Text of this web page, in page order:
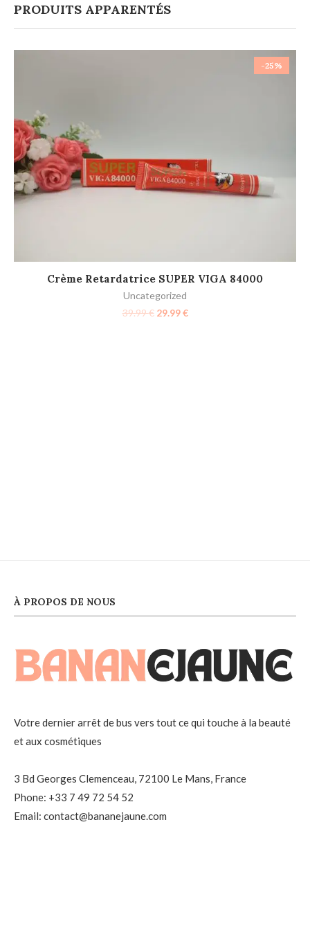
PRODUITS APPARENTÉS
-25%
AJOUTER AU PANIER
Crème Retardatrice SUPER VIGA 84000
Uncategorized
39.99€ 29.99€
À PROPOS DE NOUS
Votre dernier arrêt de bus vers tout ce qui touche à la beauté
et aux cosmétiques
3 Bd Georges Clemenceau, 72100 Le Mans, France
Phone: +33 7 49 72 54 52
Email: contact@bananejaune.com